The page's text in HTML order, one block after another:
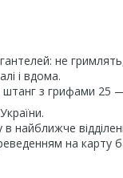
не
і вдома.
і штанг з грифами 25
найближче
на карту